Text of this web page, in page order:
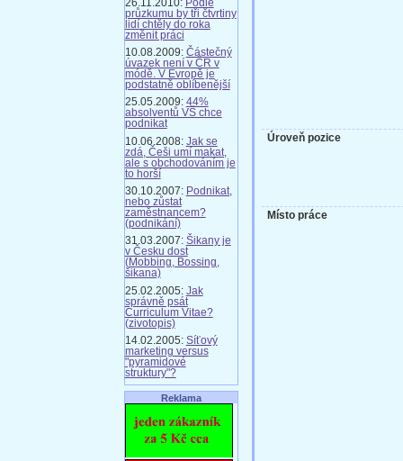
26.11.2010: Podle
průzkumu by tři čtvrtiny
lidí chtěly do roka
změnit práci
10.08.2009: Částečný
úvazek není v ČR v
módě. V Evropě je
podstatně oblíbenější
25.05.2009: 44%
absolventů VŠ chce
podnikat
10.06.2008: Jak se
zdá, Češi umí makat,
ale s obchodováním je
to horší
30.10.2007: Podnikat,
nebo zůstat
zaměstnancem?
(podnikání)
31.03.2007: Šikany je
v Česku dost
(Mobbing, Bossing,
šikana)
25.02.2005: Jak
správně psát
Curriculum Vitae?
(zivotopis)
14.02.2005: Síťový
marketing versus
"pyramidové
struktury"?
Reklama
Úroveň pozice
Místo práce